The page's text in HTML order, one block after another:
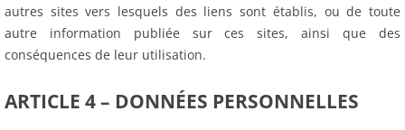
autres sites vers lesquels des liens sont établis, ou de toute
autre information publiée sur ces sites, ainsi que des
conséquences de leur utilisation.
ARTICLE 4 – DONNÉES PERSONNELLES